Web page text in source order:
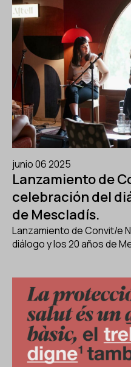
junio 06 2025
Lanzamiento de
celebración del
de Mescladís.
Lanzamiento de Convit/e
diálogo y los 20 años de